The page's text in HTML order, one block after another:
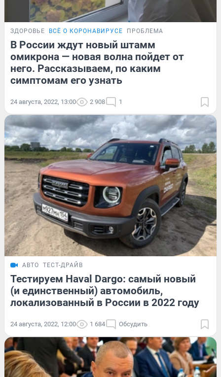
ЗДОРОВЬЕ ВСЁ О КОРОНАВИРУСЕ ПРОБЛЕМА
В России ждут новый штамм
омикрона — новая волна пойдет от
него. Рассказываем, по каким
симптомам его узнать
24 августа, 2022, 13:00 2 908 1
АВТО ТЕСТ-ДРАЙВ
Тестируем Haval Dargo: самый новый
(и единственный) автомобиль,
локализованный в России в 2022 году
24 августа, 2022, 12:00 1 684 Обсудить